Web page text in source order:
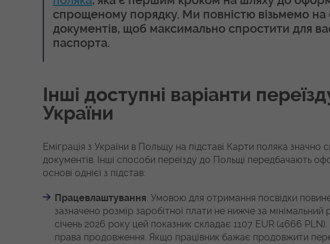
спрощеному порядку. Ми повністю візьмемо
документів, щоб максимально спростити для
паспорта.
Інші доступні варіанти
України
Еміграція з України в Польщу на підставі Карти поляка
документів. Інші способи переїзду до Польщі передбачають
основі однієї з підстав:
Працевлаштування. Умовою для отримання посвідки
зазначено розмір заробітної плати не нижче за
січень 2026 року цей показник складає 1107 EUR (4666
права продовження. Якщо працівник бажає продовжити